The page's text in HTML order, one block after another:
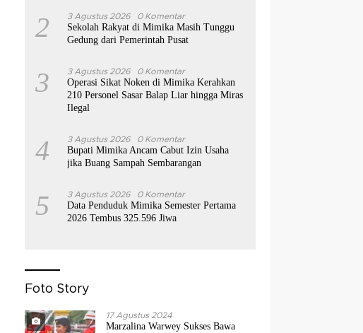
2 3 Agustus 2026 0 Komentar
Sekolah Rakyat di Mimika Masih Tunggu
Gedung dari Pemerintah Pusat
3 3 Agustus 2026 0 Komentar
Operasi Sikat Noken di Mimika Kerahkan
210 Personel Sasar Balap Liar hingga Miras
Ilegal
4 3 Agustus 2026 0 Komentar
Bupati Mimika Ancam Cabut Izin Usaha
jika Buang Sampah Sembarangan
5 3 Agustus 2026 0 Komentar
Data Penduduk Mimika Semester Pertama
2026 Tembus 325.596 Jiwa
Foto Story
17 Agustus 2024
Marzalina Warwey Sukses Bawa